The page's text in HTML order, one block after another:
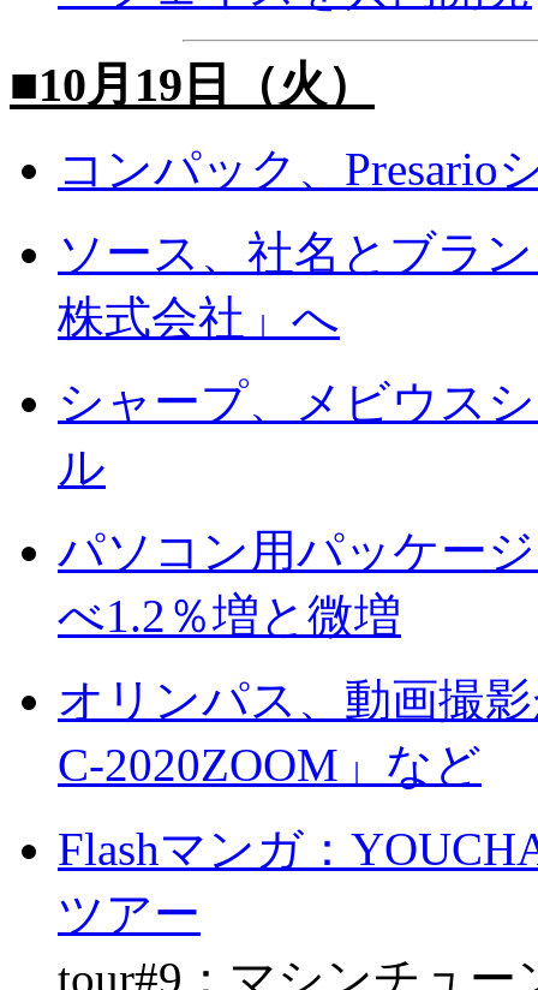
■10月19日（火）
コンパック、Presario
ソース、社名とブラ
株式会社」へ
シャープ、メビウス
ル
パソコン用パッケー
べ1.2％増と微増
オリンパス、動画撮
C-2020ZOOM」など
Flashマンガ：
ツアー
tour#9：マシンチュ